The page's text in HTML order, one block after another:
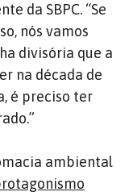
da SBPC. “Se
nós vamos
divisória que a
na década de
é preciso ter
ambiental